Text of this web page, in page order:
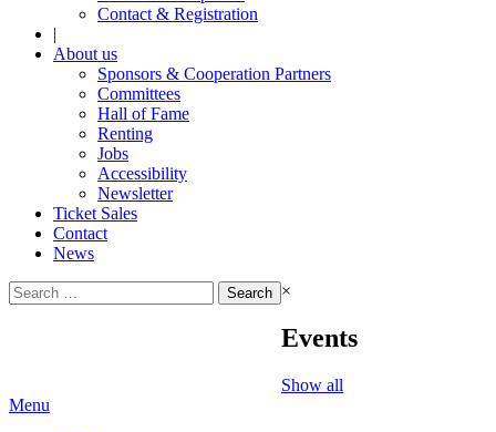
Contact & Registration
|
About us
Sponsors & Cooperation Partners
Committees
Hall of Fame
Renting
Jobs
Accessibility
Newsletter
Ticket Sales
Contact
News
Search
for:
×
Events
Show all
Menu